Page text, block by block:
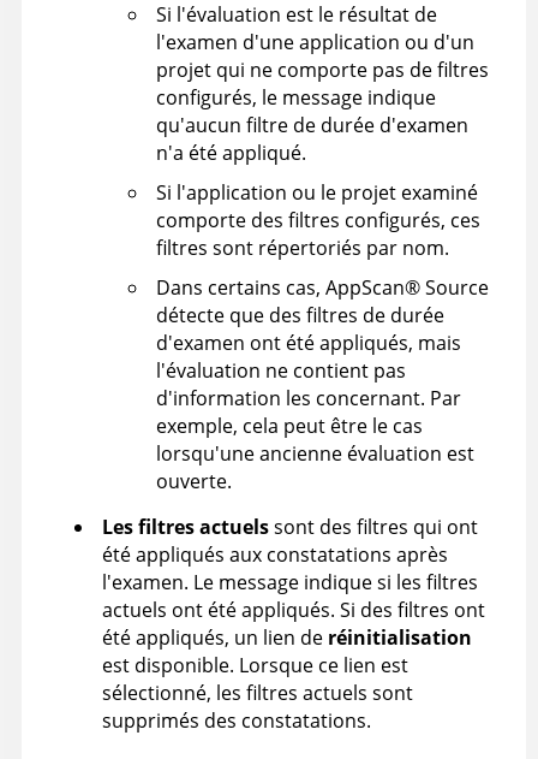
Si l'évaluation est le résultat de
l'examen d'une application ou d'un
projet qui ne comporte pas de filtres
configurés, le message indique
qu'aucun filtre de durée d'examen
n'a été appliqué.
Si l'application ou le projet examiné
comporte des filtres configurés, ces
filtres sont répertoriés par nom.
Dans certains cas, AppScan®Source
détecte que des filtres de durée
d'examen ont été appliqués, mais
l'évaluation ne contient pas
d'information les concernant. Par
exemple, cela peut être le cas
lorsqu'une ancienne évaluation est
ouverte.
Les filtres actuelssont des filtres qui ont
été appliqués aux constatations après
l'examen. Le message indique si les filtres
actuels ont été appliqués. Si des filtres ont
été appliqués, un lien de réinitialisation
est disponible. Lorsque ce lien est
sélectionné, les filtres actuels sont
supprimés des constatations.